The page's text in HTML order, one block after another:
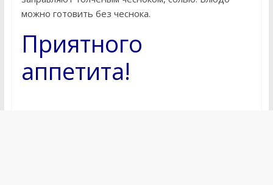
можно готовить без чеснока.
Приятного
аппетита!